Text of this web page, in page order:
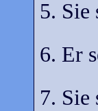
5. Sie
6. Er
7. Sie